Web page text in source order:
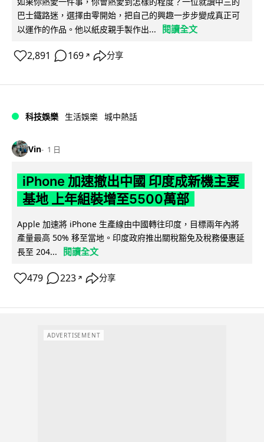
巴士鐵路迷，選擇由零開始，把自己的興趣一步步變成真正可
以運作的作品。他以紙皮親手製作出...
閱讀全文
2,891 169 ↗ 分享
科技娛樂 生活娛樂 城中熱話
Vin 1 日
iPhone 加速撤出中國 印度成新機主要
基地 上年組裝增至5500萬部
Apple 加速將 iPhone 生產線由中國轉往印度，目標兩年內將
產量最高 50% 移至當地。印度政府推出關稅豁免及稅務優惠延
長至 204...
閱讀全文
479 223 ↗ 分享
ADVERTISEMENT